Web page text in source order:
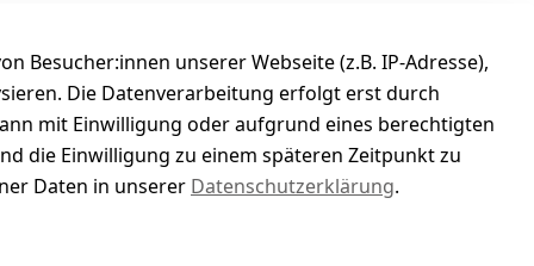
Besucher:innen unserer Webseite (z.B. IP-Adresse),
Die Datenverarbeitung erfolgt erst durch
mit Einwilligung oder aufgrund eines berechtigten
die Einwilligung zu einem späteren Zeitpunkt zu
Daten in unserer Datenschutzerklärung.